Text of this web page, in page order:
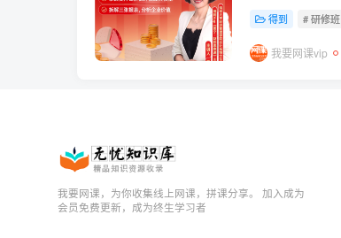
得到 # 研修班
我要网课vip
我要网课，为你收集线上网课，拼课分享。 加入成为
会员免费更新，成为终生学习者